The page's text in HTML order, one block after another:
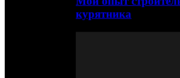
курятника